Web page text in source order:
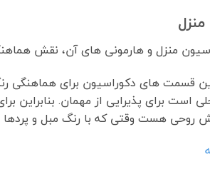
منزل و هارمونی های آن، نقش
قسمت های دکوراسیون برای هماهنگی
است برای پذیرایی از مهمان. بنابراین
روحی هست وقتی که با رنگ مبل و